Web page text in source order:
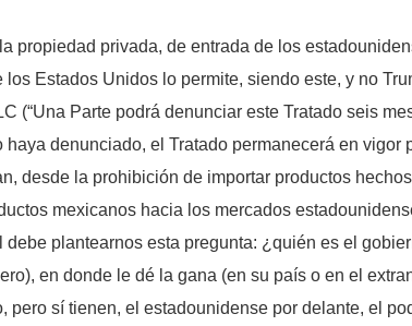
propiedad privada, de entrada de los
Estados Unidos lo permite, siendo este, y no
(“Una Parte podrá denunciar este Tratado seis
denunciado, el Tratado permanecerá en vigor
desde la prohibición de importar productos
mexicanos hacia los mercados
plantearnos esta pregunta: ¿quién es el
en donde le dé la gana (en su país o en el
sí tienen, el estadounidense por delante, el